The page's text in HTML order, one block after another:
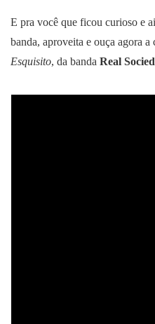
E pra você que ficou curioso e
banda, aproveita e ouça agora a
Esquisito, da banda Real